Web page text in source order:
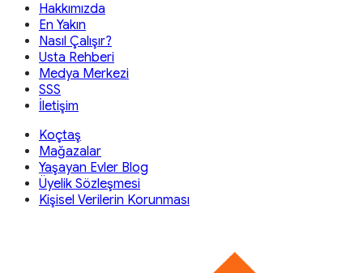
Hakkımızda
En Yakın
Nasıl Çalışır?
Usta Rehberi
Medya Merkezi
SSS
İletişim
Koçtaş
Mağazalar
Yaşayan Evler Blog
Üyelik Sözleşmesi
Kişisel Verilerin Korunması